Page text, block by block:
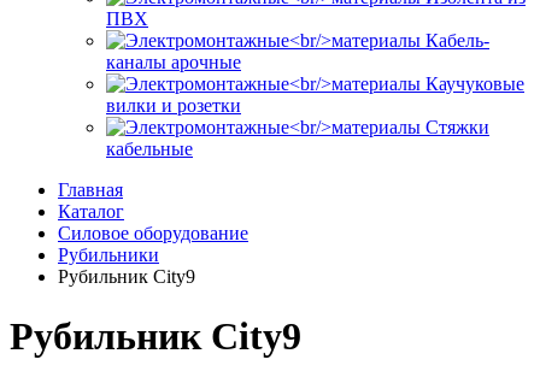
ПВХ
Кабель-
каналы арочные
Каучуковые
вилки и розетки
Стяжки
кабельные
Главная
Каталог
Силовое оборудование
Рубильники
Рубильник City9
Рубильник City9